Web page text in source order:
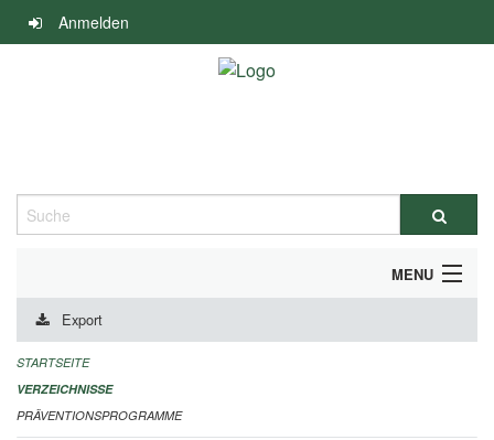
Navigation
überspringen
Anmelden
Suche
MENU
DURCHFÜHRUNG UND FINANZIERUNG
IMPRESSUM
Export
STARTSEITE
VERZEICHNISSE
PRÄVENTIONSPROGRAMME